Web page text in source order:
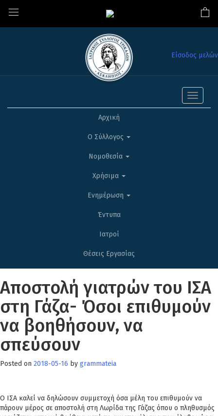
Είσοδος μελών
Toggle
Αρχική
Ο Σύλλογος
Νομοθεσία
Χρήσιμα
Ενημέρωση
Έντυπα
Ιατροί
Θέσεις Εργασίας
Αποστολή γιατρών του ΙΣΑ
στη Γάζα- Όσοι επιθυμούν
να βοηθήσουν, να
σπεύσουν
Posted on 2018-05-16 by grammateia
Ο ΙΣΑ καλεί να δηλώσουν συμμετοχή όσα μέλη του επιθυμούν να
πάρουν μέρος σε αποστολή στη Λωρίδα της Γάζας όπου ο πληθυσμός